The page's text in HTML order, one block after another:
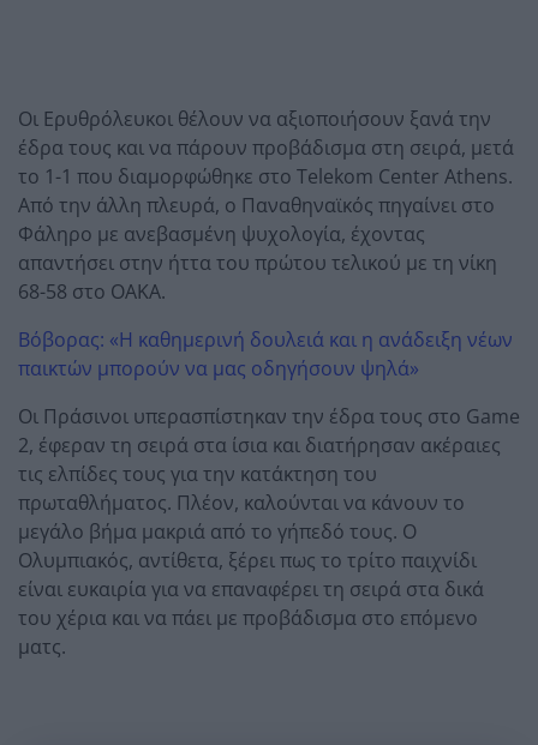
Οι Ερυθρόλευκοι θέλουν να αξιοποιήσουν ξανά την
έδρα τους και να πάρουν προβάδισμα στη σειρά, μετά
το 1-1 που διαμορφώθηκε στο Telekom Center Athens.
Από την άλλη πλευρά, ο Παναθηναϊκός πηγαίνει στο
Φάληρο με ανεβασμένη ψυχολογία, έχοντας
απαντήσει στην ήττα του πρώτου τελικού με τη νίκη
68-58 στο ΟΑΚΑ.
Βόβορας: «Η καθημερινή δουλειά και η ανάδειξη νέων
παικτών μπορούν να μας οδηγήσουν ψηλά»
Οι Πράσινοι υπερασπίστηκαν την έδρα τους στο Game
2, έφεραν τη σειρά στα ίσια και διατήρησαν ακέραιες
τις ελπίδες τους για την κατάκτηση του
πρωταθλήματος. Πλέον, καλούνται να κάνουν το
μεγάλο βήμα μακριά από το γήπεδό τους. Ο
Ολυμπιακός, αντίθετα, ξέρει πως το τρίτο παιχνίδι
είναι ευκαιρία για να επαναφέρει τη σειρά στα δικά
του χέρια και να πάει με προβάδισμα στο επόμενο
ματς.